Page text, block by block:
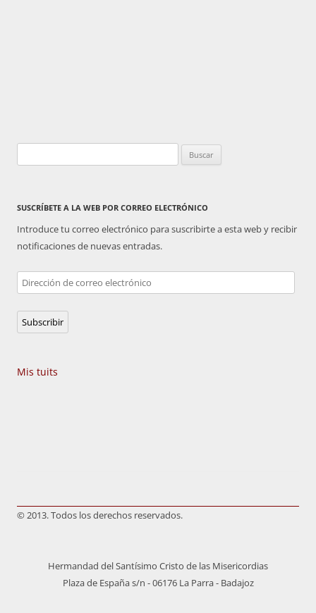
SUSCRÍBETE A LA WEB POR CORREO ELECTRÓNICO
Introduce tu correo electrónico para suscribirte a esta web y recibir
notificaciones de nuevas entradas.
Dirección
de
correo
electrónico
Subscribir
Mis tuits
© 2013. Todos los derechos reservados.
Hermandad del Santísimo Cristo de las Misericordias
Plaza de España s/n - 06176 La Parra - Badajoz